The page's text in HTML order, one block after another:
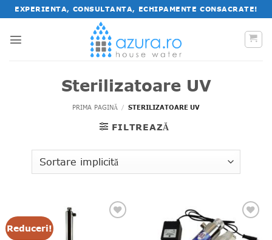
Salt
la
conținut
EXPERIENTA, CONSULTANTA, ECHIPAMENTE CONSACRATE!
Sterilizatoare UV
PRIMA PAGINĂ / STERILIZATOARE UV
FILTREAZĂ
Reduceri!